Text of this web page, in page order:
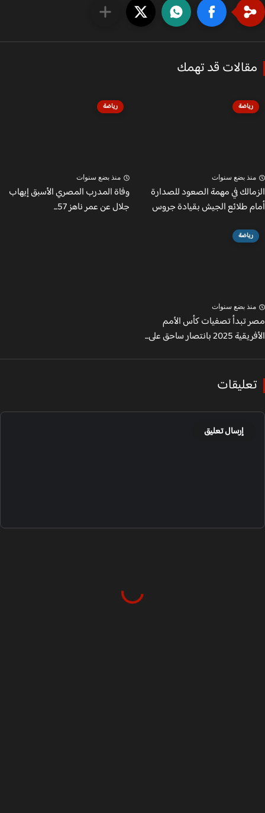
قد تهمك
رياضة
بضع سنوات
في مهمة الصعود للصدارة
طلائع الجيش بقيادة جروس
رياضة
منذ بضع سنوات
وفاة المدرب المصري الأسبق إيهاب
جلال عن عمر ناهز 57...
رياضة
بضع سنوات
تبدأ تصفيات كأس الأمم
بانتصار ساحق على...
إرسال تعليق